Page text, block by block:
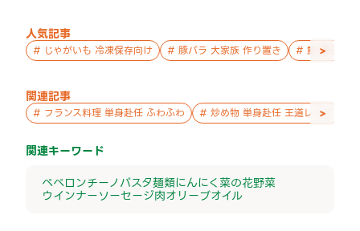
人気記事
# じゃがいも 冷凍保存向け # 豚バラ 大家族 作り置き # 鮭 親子 作
>
関連記事
# フランス料理 単身赴任 ふわふわ # 炒め物 単身赴任 王道レシピ
>
関連キーワード
ペペロンチーノパスタ麺類にんにく菜の花野菜
ウインナーソーセージ肉オリーブオイル